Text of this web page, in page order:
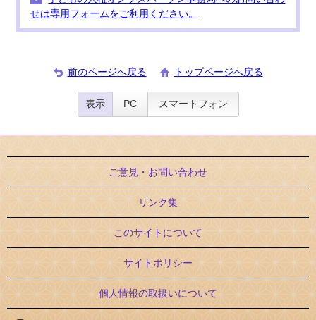
せは専用フォームをご利用ください。
前のページへ戻る トップページへ戻る
表示 PC スマートフォン
ご意見・お問い合わせ
リンク集
このサイトについて
サイトポリシー
個人情報の取扱いについて